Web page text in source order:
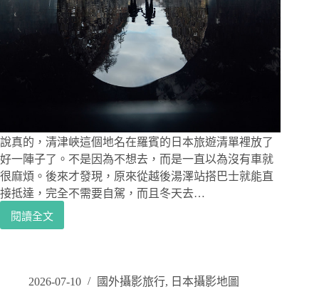
40
年
天
吧
台
看
師
傅
炸
才
確
打
說真的，清津峽這個地名在羅賓的日本旅遊清單裡放了
好一陣子了。不是因為不想去，而是一直以為沒有車就
很麻煩。後來才發現，原來從越後湯澤站搭巴士就能直
接抵達，完全不需要自駕，而且冬天去…
閱讀全文
日
景
2026-07-10 國外攝影旅行, 日本攝影地圖